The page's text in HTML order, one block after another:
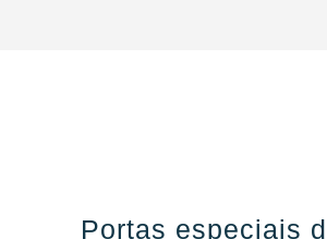
Portas especiais